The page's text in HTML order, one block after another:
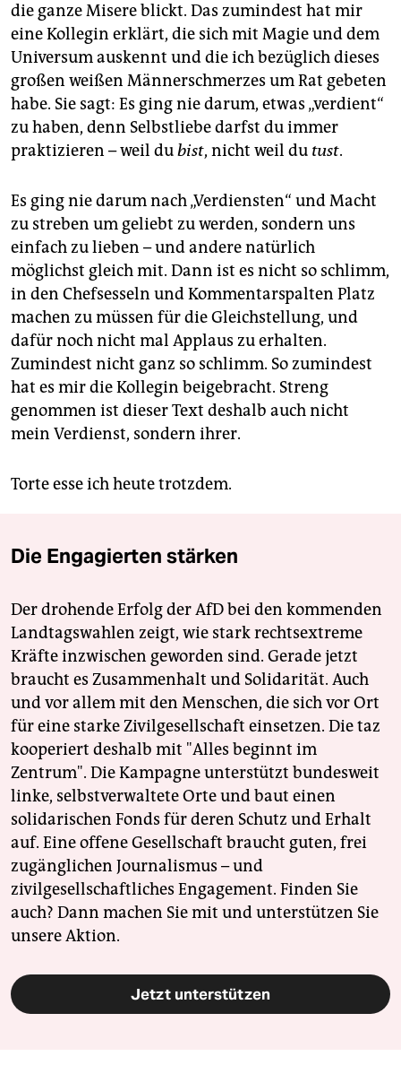
die ganze Misere blickt. Das zumindest hat mir
eine Kollegin erklärt, die sich mit Magie und dem
Universum auskennt und die ich bezüglich dieses
großen weißen Männerschmerzes um Rat gebeten
habe. Sie sagt: Es ging nie darum, etwas „verdient“
zu haben, denn Selbstliebe darfst du immer
praktizieren – weil dubist, nicht weil du tust.
Es ging nie darum nach „Verdiensten“ und Macht
zu streben um geliebt zu werden, sondern uns
einfach zu lieben – und andere natürlich
möglichst gleich mit. Dann ist es nicht so schlimm,
in den Chefsesseln und Kommentarspalten Platz
machen zu müssen für die Gleichstellung, und
dafür noch nicht mal Applaus zu erhalten.
Zumindest nicht ganz so schlimm. So zumindest
hat es mir die Kollegin beigebracht. Streng
genommen ist dieser Text deshalb auch nicht
mein Verdienst, sondern ihrer.
Torte esse ich heute trotzdem.
Die Engagierten stärken
Der drohende Erfolg der AfD bei den kommenden
Landtagswahlen zeigt, wie stark rechtsextreme
Kräfte inzwischen geworden sind. Gerade jetzt
braucht es Zusammenhalt und Solidarität. Auch
und vor allem mit den Menschen, die sich vor Ort
für eine starke Zivilgesellschaft einsetzen. Die taz
kooperiert deshalb mit "Alles beginnt im
Zentrum". Die Kampagne unterstützt bundesweit
linke, selbstverwaltete Orte und baut einen
solidarischen Fonds für deren Schutz und Erhalt
auf. Eine offene Gesellschaft braucht guten, frei
zugänglichen Journalismus – und
zivilgesellschaftliches Engagement. Finden Sie
auch? Dann machen Sie mit und unterstützen Sie
unsere Aktion.
Jetzt unterstützen